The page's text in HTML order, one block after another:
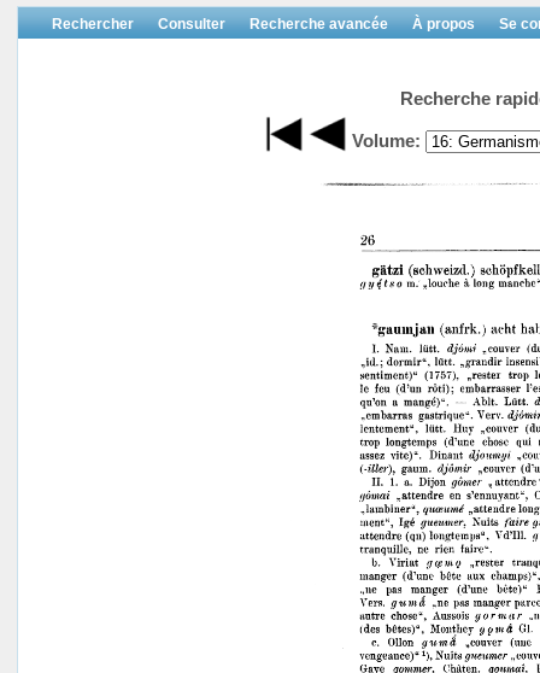
Rechercher Consulter Recherche avancée À propos Se
Recherche
Volume: